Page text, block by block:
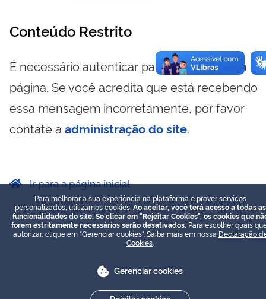
Conteúdo Restrito
É necessário autenticar para visualizar essa
página. Se você acredita que está recebendo
essa mensagem incorretamente, por favor
contate a administração do site.
Ir para a página inicial
Para melhorar a sua experiência na plataforma e prover serviços
personalizados, utilizamos cookies. Ao aceitar, você terá acesso a todas as
funcionalidades do site. Se clicar em "Rejeitar Cookies", os cookies que
forem estritamente necessários serão desativados. Para escolher quais
autorizar, clique em "Gerenciar cookies". Saiba mais em nossa Declaração
Cookies
Gerenciar cookies